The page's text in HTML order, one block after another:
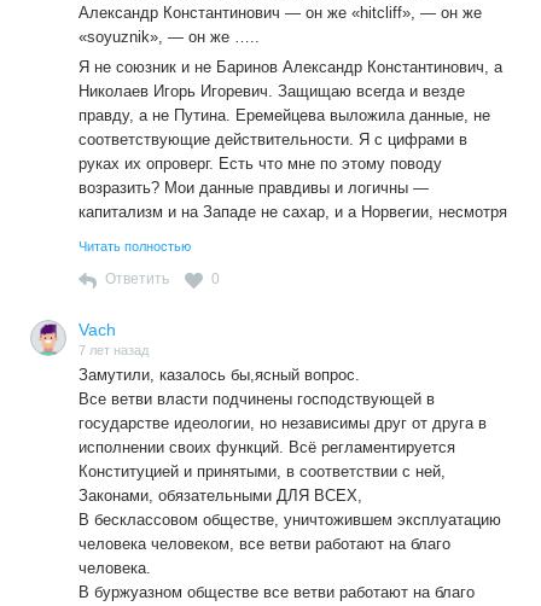
Александр Константинович — он же «hitcliff», — он же
«soyuznik», — он же …..
Я не союзник и не Баринов Александр Константинович, а
Николаев Игорь Игоревич. Защищаю всегда и везде
правду, а не Путина. Еремейцева выложила данные, не
соответствующие действительности. Я с цифрами в
руках их опроверг. Есть что мне по этому поводу
возразить? Мои данные правдивы и логичны —
капитализм и на Западе не сахар, и а Норвегии, несмотря
российских. Высокотехнологичный экспорт — это прежде
первом месте в мире благоларя советскому заделу, а не
ширпотребные смартфоны, как некоторым кажется. Ну и
так далее по всем пунктам. А нахваливание западного
капитализма, использование для этого его собственной
пропаганды -есть антисоветчина и ничего больше.
Ну а тем, кто ложь называет правдой из каких угодно
соображений лучше не будет ни на этом, ни на том свете.
Читать полностью
Ответить 0
Vach
7 лет назад
Замутили, казалось бы,ясный вопрос.
Все ветви власти подчинены господствующей в
государстве идеологии, но независимы друг от друга в
исполнении своих функций. Всё регламентируется
Конституцией и принятыми, в соответствии с ней,
Законами, обязательными ДЛЯ ВСЕХ,
В бесклассовом обществе, уничтожившем эксплуатацию
человека человеком, все ветви работают на благо
человека.
В буржуазном обществе все ветви работают на благо